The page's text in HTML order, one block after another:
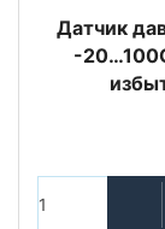
Датчик
-